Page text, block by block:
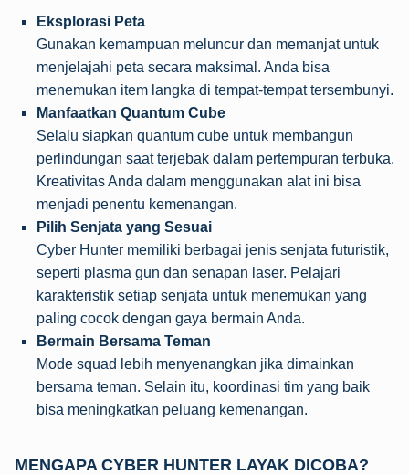
Eksplorasi Peta
Gunakan kemampuan meluncur dan memanjat untuk
menjelajahi peta secara maksimal. Anda bisa
menemukan item langka di tempat-tempat tersembunyi.
Manfaatkan Quantum Cube
Selalu siapkan quantum cube untuk membangun
perlindungan saat terjebak dalam pertempuran terbuka.
Kreativitas Anda dalam menggunakan alat ini bisa
menjadi penentu kemenangan.
Pilih Senjata yang Sesuai
Cyber Hunter memiliki berbagai jenis senjata futuristik,
seperti plasma gun dan senapan laser. Pelajari
karakteristik setiap senjata untuk menemukan yang
paling cocok dengan gaya bermain Anda.
Bermain Bersama Teman
Mode squad lebih menyenangkan jika dimainkan
bersama teman. Selain itu, koordinasi tim yang baik
bisa meningkatkan peluang kemenangan.
MENGAPA CYBER HUNTER LAYAK DICOBA?